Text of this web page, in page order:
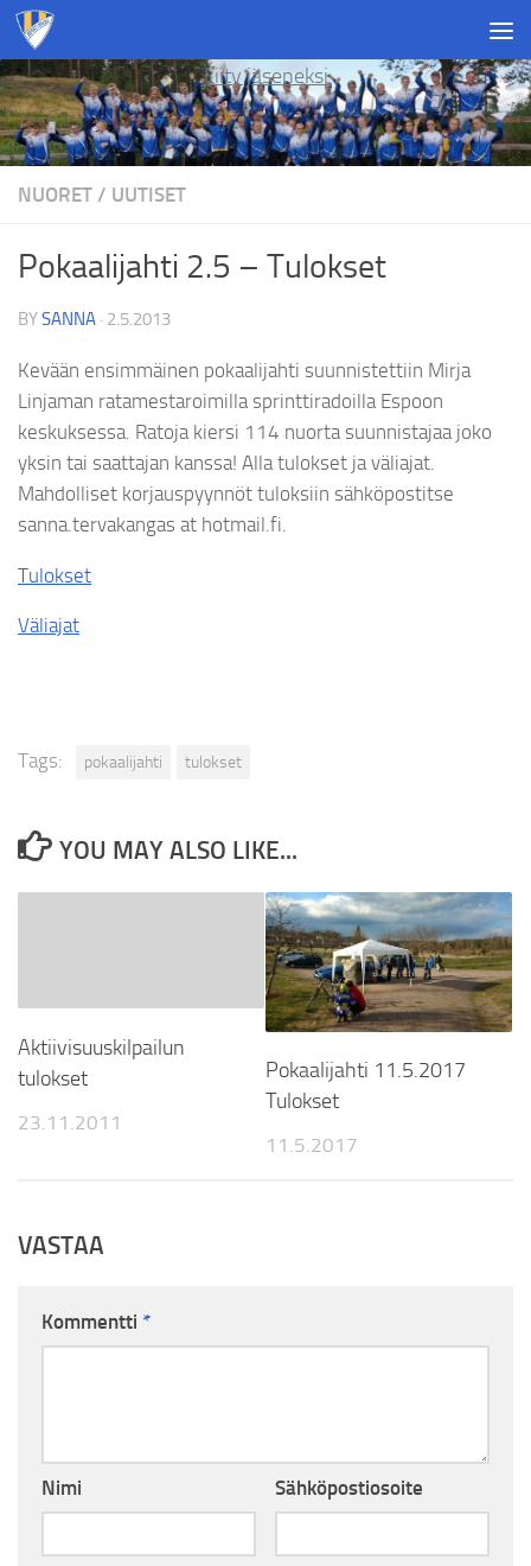
Skip to content
Liity jäseneksi
NUORET / UUTISET
Pokaalijahti 2.5 – Tulokset
BYSANNA · 2.5.2013
Kevään ensimmäinen pokaalijahti suunnistettiin Mirja
Linjaman ratamestaroimilla sprinttiradoilla Espoon
keskuksessa. Ratoja kiersi 114 nuorta suunnistajaa joko
yksin tai saattajan kanssa! Alla tulokset ja väliajat.
Mahdolliset korjauspyynnöt tuloksiin sähköpostitse
sanna.tervakangas at hotmail.fi.
Tulokset
Väliajat
Tags: pokaalijahti tulokset
YOU MAY ALSO LIKE...
Aktiivisuuskilpailun
tulokset
23.11.2011
Pokaalijahti 11.5.2017
Tulokset
11.5.2017
VASTAA
Kommentti *
Nimi Sähköpostiosoite